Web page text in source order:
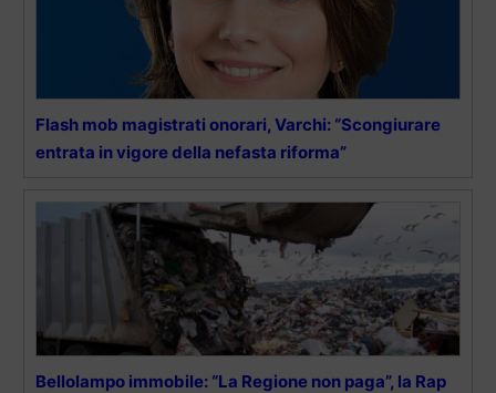
Flash mob magistrati onorari, Varchi: “Scongiurare
entrata in vigore della nefasta riforma”
Bellolampo immobile: “La Regione non paga”, la Rap